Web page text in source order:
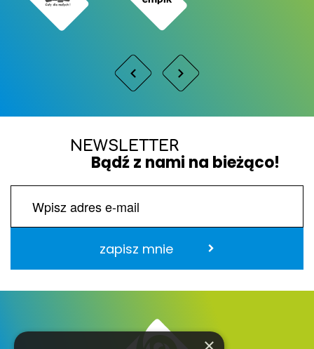
NEWSLETTER
Bądź z nami na bieżąco!
zapisz mnie